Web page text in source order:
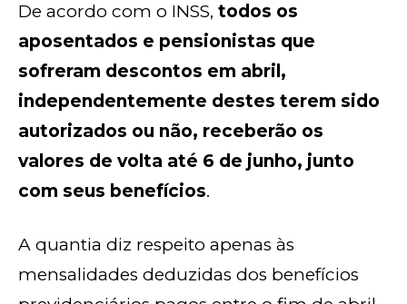
De acordo com o INSS, todos os
aposentados e pensionistas que
sofreram descontos em abril,
independentemente destes terem sido
autorizados ou não, receberão os
valores de volta até 6 de junho, junto
com seus benefícios.
A quantia diz respeito apenas às
mensalidades deduzidas dos benefícios